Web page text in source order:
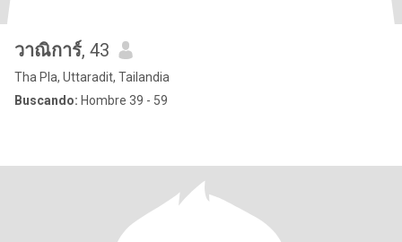
วาณิการ์, 43
Tha Pla, Uttaradit, Tailandia
Buscando: Hombre 39 - 59